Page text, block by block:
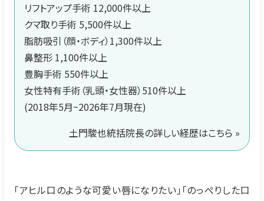
リフトアップ手術 12,000件以上
クマ取り手術 5,500件以上
脂肪吸引（顔・ボディ）1,300件以上
鼻整形 1,100件以上
豊胸手術 550件以上
女性特有手術（乳頭・女性器）510件以上
(2018年5月~2026年7月現在)
土門駿也統括院長の詳しい経歴はこちら »
「アヒル口のような可愛い唇になりたい」「のっぺりした口